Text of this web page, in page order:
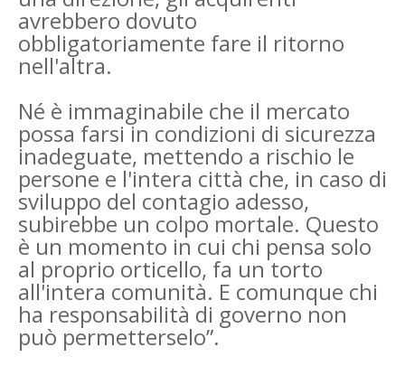
avrebbero dovuto
obbligatoriamente fare il ritorno
nell'altra.
Né è immaginabile che il mercato
possa farsi in condizioni di sicurezza
inadeguate, mettendo a rischio le
persone e l'intera città che, in caso di
sviluppo del contagio adesso,
subirebbe un colpo mortale. Questo
è un momento in cui chi pensa solo
al proprio orticello, fa un torto
all'intera comunità. E comunque chi
ha responsabilità di governo non
può permetterselo”.